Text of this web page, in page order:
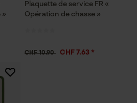
»
Plaquette de service FR «
Opération de chasse »
CHF 10.90 CHF 7.63 *